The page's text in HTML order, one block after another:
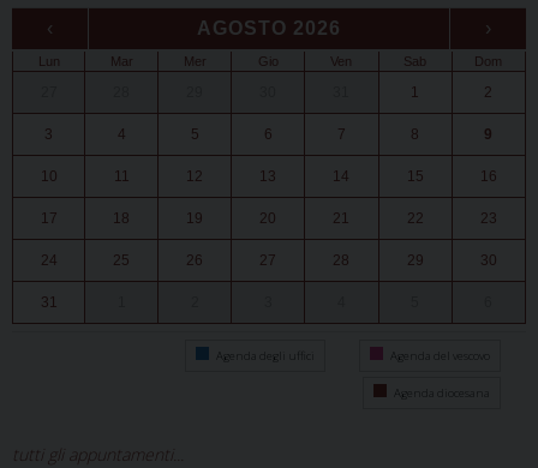
‹ AGOSTO 2026 ›
Lun Mar Mer Gio Ven Sab Dom
1 2
3 4 5 6 7 8 9
10 11 12 13 14 15 16
17 18 19 20 21 22 23
24 25 26 27 28 29 30
31
Agenda degli uffici Agenda del vescovo
Agenda diocesana
tutti gli appuntamenti...